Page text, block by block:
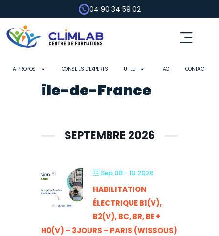
04 90 34 59 02
A PROPOS CONSEILS D’EXPERTS UTILE FAQ CONTACT
île-de-France
SEPTEMBRE 2026
Sep 08 - 10 2026
HABILITATION
ÉLECTRIQUE B1(V),
B2(V), BC, BR, BE +
H0(V) – 3JOURS – PARIS (WISSOUS)